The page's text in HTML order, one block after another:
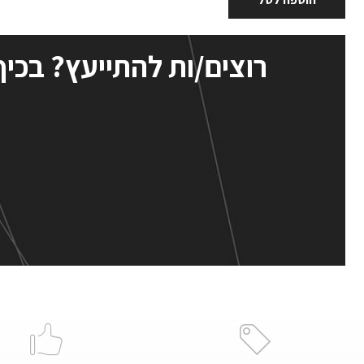
רוצים/ות להתייעץ?